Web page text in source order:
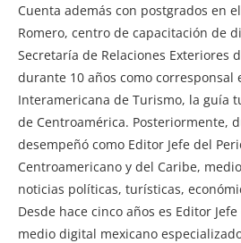
Cuenta además con postgrados en
Romero, centro de capacitación de
Secretaría de Relaciones Exteriores
durante 10 años como corresponsal
Interamericana de Turismo, la guía
de Centroamérica. Posteriormente,
desempeñó como Editor Jefe del
Centroamericano y del Caribe,
noticias políticas, turísticas,
Desde hace cinco años es Editor
medio digital mexicano